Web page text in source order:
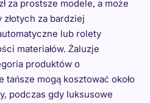
za prostsze modele, a może
za bardziej
lub rolety
materiałów. Żaluzje
produktów o
mogą kosztować około
podczas gdy luksusowe